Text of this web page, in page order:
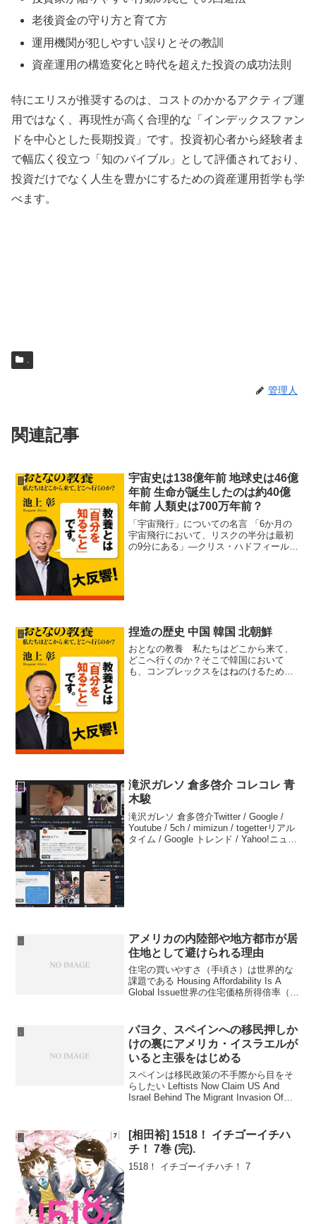
老後資金の守り方と育て方
運用機関が犯しやすい誤りとその教訓
資産運用の構造変化と時代を超えた投資の成功法則
特にエリスが推奨するのは、コストのかかるアクティブ運
用ではなく、再現性が高く合理的な「インデックスファン
ドを中心とした長期投資」です。投資初心者から経験者ま
で幅広く役立つ「知のバイブル」として評価されており、
投資だけでなく人生を豊かにするための資産運用哲学も学
べます。
.
管理人
関連記事
宇宙史は138億年前 地球史は46億
年前 生命が誕生したのは約40億
年前 人類史は700万年前？
「宇宙飛行」についての名言 「6か月の
宇宙飛行において、リスクの半分は最初
の9分にある」―クリス・ハドフィールド
. 捏造の歴史 中国 韓国 北朝鮮
おとなの教養 私たちはどこから来て、
どこへ行くのか？そこで韓国において
も、コンプレックスをはねのけるため
.
滝沢ガレソ 倉多啓介 コレコレ 青
木駿
滝沢ガレソ 倉多啓介Twitter / Google /
Youtube / 5ch / mimizun / togetterリアル
タイム / Google トレンド / Yahoo!ニュー
アメリカの内陸部や地方都市が居
住地として避けられる理由
住宅の買いやすさ（手頃さ）は世界的な
課題である Housing Affordability Is A
Global Issue世界の住宅価格所得倍率（年
国によって購...
.
パヨク、スペインへの移民押しか
けの裏にアメリカ・イスラエルが
いると主張をはじめる
スペインは移民政策の不手際から目をそ
らしたい Leftists Now Claim US And
Israel Behind The Migrant Invasion Of
[相田裕] 1518！ イチゴーイチハ
チ！ 7巻 (完).
1518！ イチゴーイチハチ！ 7